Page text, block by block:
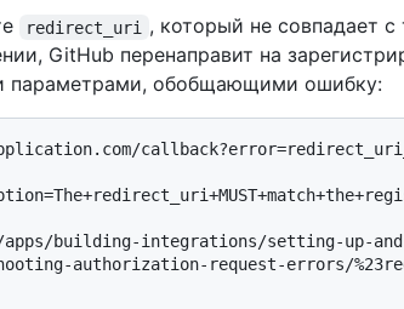
redirect_uri
, который не совпадает
GitHub перенаправит на
параметрами, обобщающими ошибку:
authorization-request-errors/